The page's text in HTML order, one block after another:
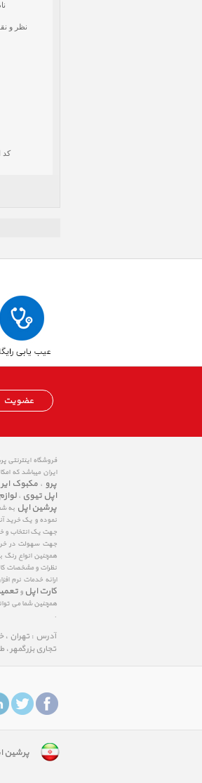
نظر و
کد
عضویت
فروشگاه اینترنتی
ایران میباشد که
پرو ، مکبوک ایر
اپل تیوی ،
پرشین اپل به
نموده و یک خرید
جهت یک انتخاب و
جهت سهولت در
همچنین انواع رنگ
نظرات و مشخصات
ارائه خدمات نرم
کارت اپل و
همچنین شما می
.
آدرس : تهران ،
تجاری بزرگمهر ،
پرشین